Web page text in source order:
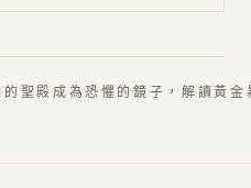
聖殿成為恐懼的鏡子，解讀黃